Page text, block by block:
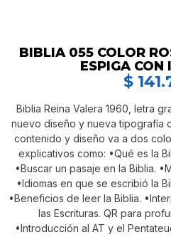
BIBLIA 055 COLOR
ESPIGA CON
$
Biblia Reina Valera 1960, letra
nuevo diseño y nueva tipografía
contenido y diseño va a dos
explicativos como: •Qué es la
•Buscar un pasaje en la Biblia.
•Idiomas en que se escribió la
•Beneficios de leer la Biblia.
las Escrituras. QR para
•Introducción al AT y el